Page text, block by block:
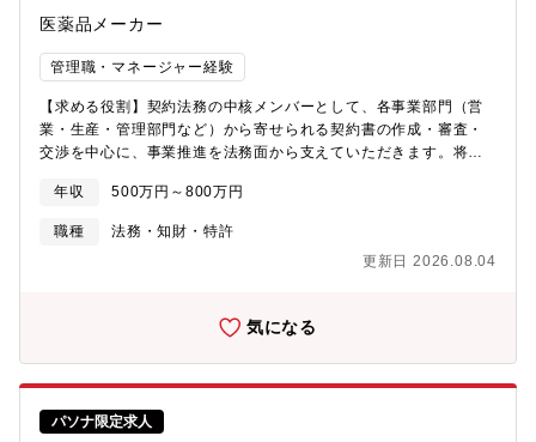
などマネージャーとして組織を束ねていくことを期待します。
医薬品メーカー
管理職・マネージャー経験
【求める役割】契約法務の中核メンバーとして、各事業部門（営
業・生産・管理部門など）から寄せられる契約書の作成・審査・
交渉を中心に、事業推進を法務面から支えていただきます。将来
ライアンス推進など、企業法務全般へ活躍の幅を広げていただく
ことを期待しています。 【業務内容】・各種契約書の作成・審
査・管理、及び契約締結の交渉・経営戦略の法的支援(M ＆A案件
や業務提携等のプロジェクトを含む)・訴訟、係争事件の対応・社
社内規定の改訂）・各部門や子会社・関連会社からの法律相談対
制で、配属予定の法務契約チームは課長兼部長を含む4名で構成さ
MRから法務部門へ異動し、契約法務を担当しています。現在、知
年収 500万円～800万円
職種
法務・知財・特許
更新日 2026.08.04
気になる
パソナ限定求人